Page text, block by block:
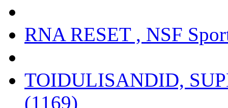
RNA RESET , NSF
TOIDULISANDID,
(1169)